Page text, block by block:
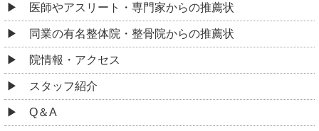
医師やアスリート・専門家からの推薦状
同業の有名整体院・整骨院からの推薦状
院情報・アクセス
スタッフ紹介
Q＆A